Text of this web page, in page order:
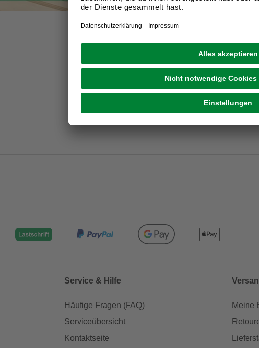
Service & Hilfe
Häufige Fragen (FAQ)
Serviceübersicht
Kontaktseite
Meine